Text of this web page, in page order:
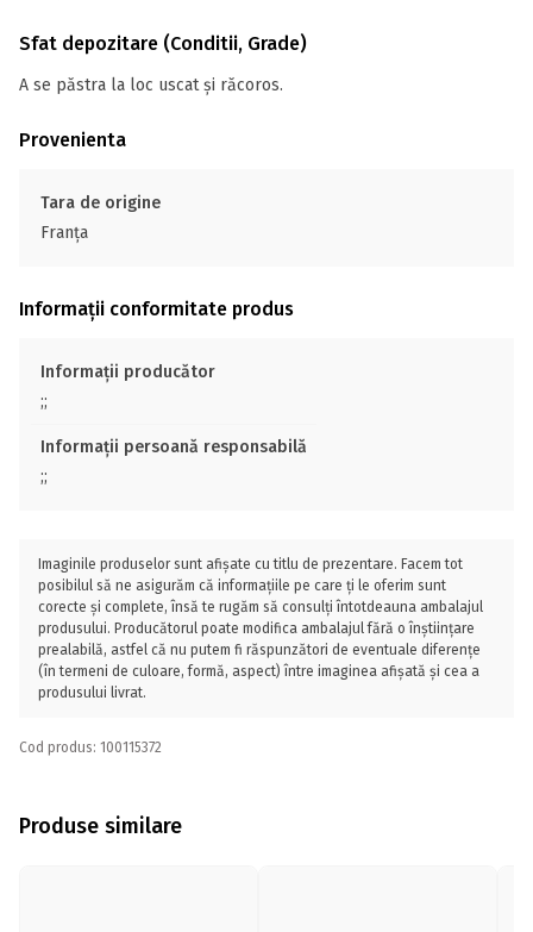
Sfat depozitare (Conditii, Grade)
A se păstra la loc uscat și răcoros.
Provenienta
Tara de origine
Franţa
Informații conformitate produs
Informații producător
;;
Informații persoană responsabilă
;;
Imaginile produselor sunt afișate cu titlu de prezentare. Facem tot
posibilul să ne asigurăm că informațiile pe care ți le oferim sunt
corecte și complete, însă te rugăm să consulți întotdeauna ambalajul
produsului. Producătorul poate modifica ambalajul fără o înștiințare
prealabilă, astfel că nu putem fi răspunzători de eventuale diferențe
(în termeni de culoare, formă, aspect) între imaginea afișată și cea a
produsului livrat.
Cod produs: 100115372
Produse similare